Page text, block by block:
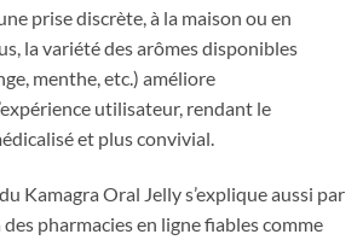
prise discrète, à la maison ou en
la variété des arômes disponibles
menthe, etc.) améliore
utilisateur, rendant le
et plus convivial.
Kamagra Oral Jelly s’explique aussi par
pharmacies en ligne fiables comme